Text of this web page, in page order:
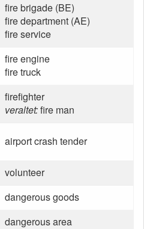
fire brigade (BE)
fire department (AE)
fire service
fire engine
fire truck
firefighter
veraltet:fire man
airport crash tender
volunteer
dangerous goods
dangerous area